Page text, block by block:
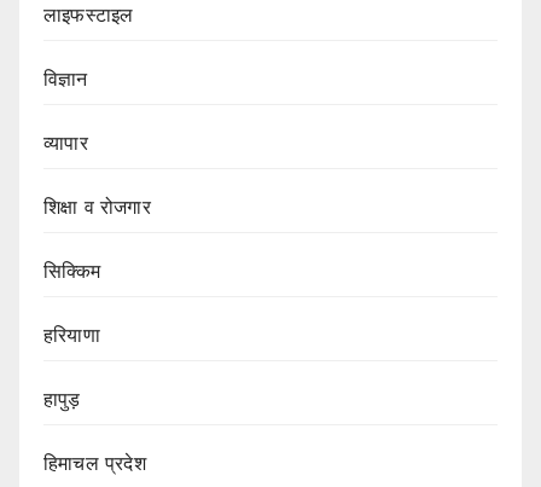
लाइफस्टाइल
विज्ञान
व्यापार
शिक्षा व रोजगार
सिक्किम
हरियाणा
हापुड़
हिमाचल प्रदेश